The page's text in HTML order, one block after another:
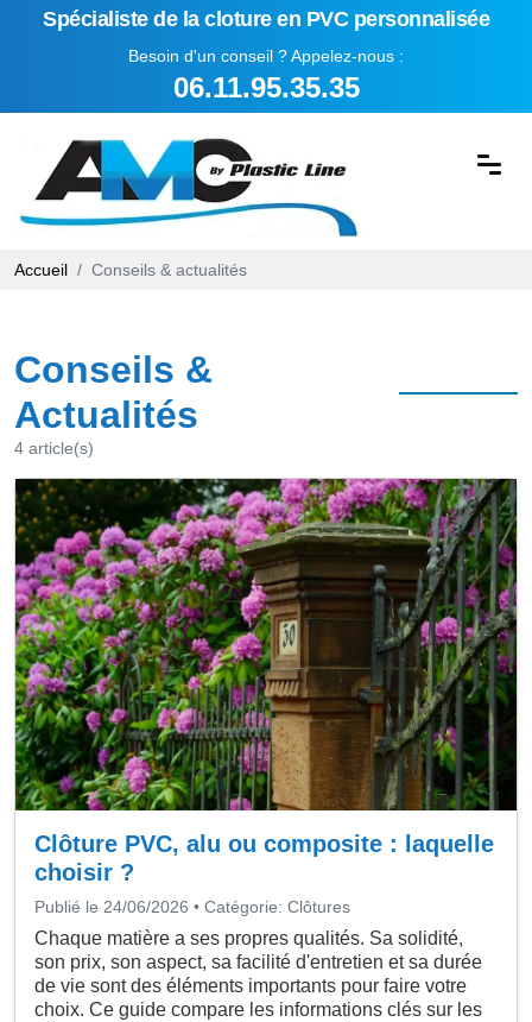
Spécialiste de la cloture en PVC personnalisée
Besoin d'un conseil ? Appelez-nous :
06.11.95.35.35
Accueil Conseils & actualités
Conseils &
Actualités
4 article(s)
Clôture PVC, alu ou composite : laquelle
choisir ?
Publié le 24/06/2026 • Catégorie: Clôtures
Chaque matière a ses propres qualités. Sa solidité,
son prix, son aspect, sa facilité d'entretien et sa durée
de vie sont des éléments importants pour faire votre
choix. Ce guide compare les informations clés sur les